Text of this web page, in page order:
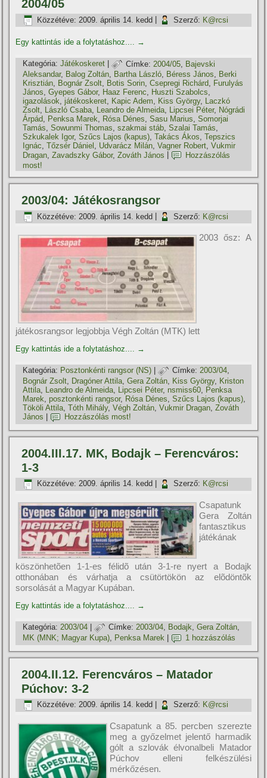
2004/05
Közzétéve: 2009. április 14. kedd Szerző: K@rcsi
Egy kattintás ide a folytatáshoz.... →
Kategória: Játékoskeret | Címke: 2004/05 Bajevski
Aleksandar, Balog Zoltán, Bartha László, Béress János, Berki
Krisztián, Bognár Zsolt, Botis Sorin,Csepregi Richárd, Furulyás
János,Gyepes Gábor, Haaz Ferenc, Huszti Szabolcs,
igazolások,játékoskeret, Kapic Adem, Kiss György, Laczkó
Zsolt, László Csaba, Leandro de Almeida, Lipcsei Péter, Nógrádi
Árpád, Penksa Marek, Rósa Dénes,Sasu Marius,Somorjai
Tamás,Sowunmi Thomas,szakmai stáb,Szalai Tamás,
Szkukalek Igor,Szűcs Lajos (kapus),Takács Ákos,Tepszics
Ignác,Tőzsér Dániel , Udvarácz Milán,Vagner Robert,Vukmir
Dragan ,Zavadszky Gábor,Zováth János
Hozzászólás
most!
2003/04: Játékosrangsor
Közzétéve: 2009. április 14. kedd Szerző: K@rcsi
2003 ősz: A
játékosrangsor legjobbja Végh Zoltán (MTK) lett
Egy kattintás ide a folytatáshoz.... →
Kategória: Posztonkénti rangsor (NS) | Címke: 2003/04,
Bognár Zsolt
Dragóner Attila ,Gera Zoltán Kiss György, Kriston
Attila
Leandro de Almeida Lipcsei Péter, nsmiss60
Penksa
Marek ,posztonkénti rangsor, Rósa Dénes ,Szűcs Lajos (kapus)
Tököli Attila ,Tóth Mihály,Végh Zoltán ,Vukmir Dragan ,Zováth
János
Hozzászólás most!
2004.III.17. MK, Bodajk – Ferencváros:
1-3
Közzétéve: 2009. április 14. kedd Szerző: K@rcsi
Csapatunk
Gera Zoltán
fantasztikus
játékának
köszönhetõen 1-1-es félidõ után 3-1-re nyert a Bodajk
otthonában és várhatja a csütörtökön az elõdöntõk
sorsolását a Magyar Kupában.
Egy kattintás ide a folytatáshoz.... →
Kategória: 2003/04 | Címke: 2003/04, Bodajk,Gera Zoltán,
MK (MNK; Magyar Kupa), Penksa Marek 1 hozzászólás
2004.II.12. Ferencváros – Matador
Púchov: 3-2
Közzétéve: 2009. április 14. kedd Szerző: K@rcsi
Csapatunk a 85. percben szerezte
meg a győzelmet jelentő harmadik
gólt a szlovák élvonalbeli Matador
Púchov elleni felkészülési
mérkőzésen.